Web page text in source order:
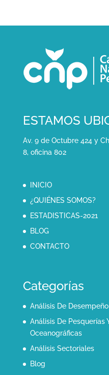
ESTAMOS
Av. 9 de Octubre 424 y
8, oficina 802
INICIO
¿QUIÉNES SOMOS?
ESTADISTICAS-2021
BLOG
CONTACTO
Categorías
Análisis De
Análisis De Pesquerías
Oceanográficas
Análisis Sectoriales
Blog